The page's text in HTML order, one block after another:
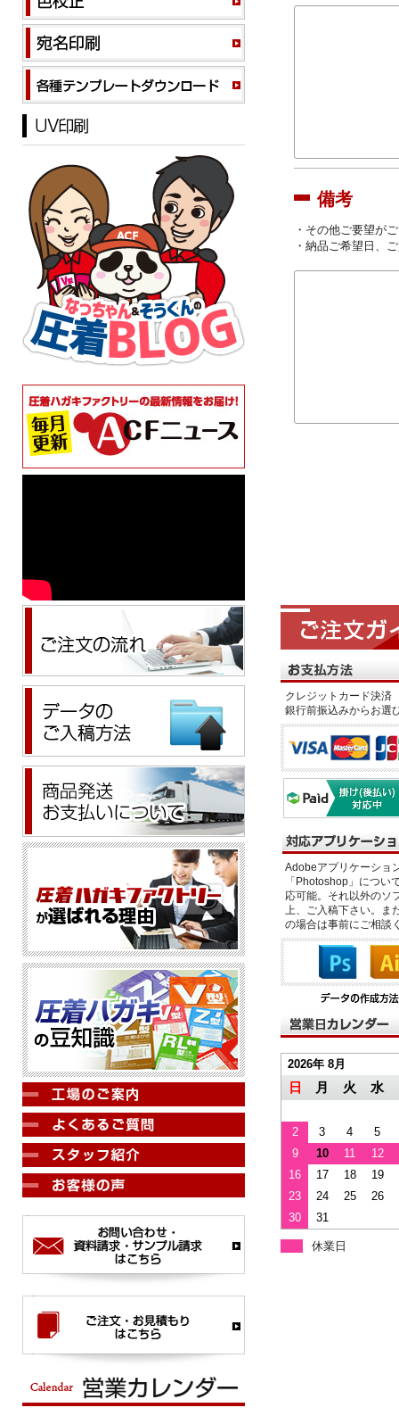
備考
・その他ご要望が
・納品ご希望日、
クレジットカード決
銀行前振込みからお選
Adobeアプリケーショ
「Photoshop」につい
応可能。それ以外のソ
上、ご入稿下さい。ま
の場合は事前にご相談
2026年 8月
日 月 火 水
2 3 4
5
9
10 11
12
16
17 18
19
23
24 25
26
30
31
休業日